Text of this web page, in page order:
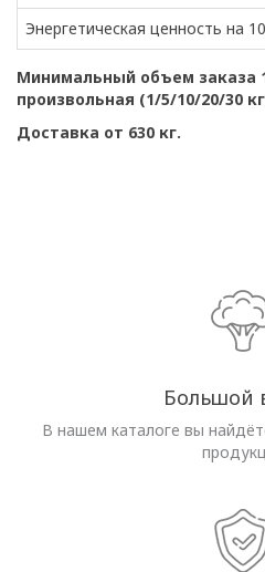
Энергетическая ценность на
Минимальный объем заказа
произвольная (1/5/10/20/30
Доставка от 630 кг.
Большой
В нашем каталоге вы